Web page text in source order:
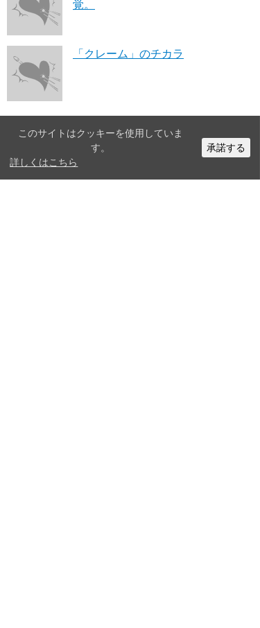
覚。
「クレーム」のチカラ
人気の記事
電通「戦略十訓」を120%の善意で
このサイトはクッキーを使用していま
す。
承諾する
詳しくはこちら